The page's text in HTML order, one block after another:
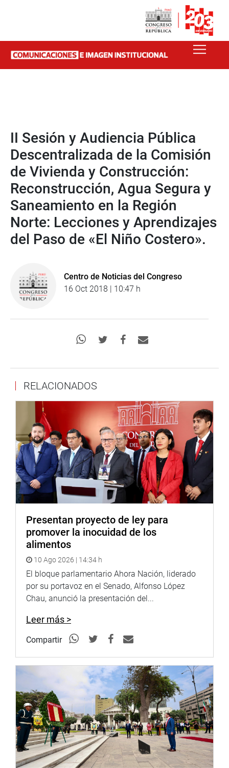
II Sesión y Audiencia Pública
Descentralizada de la Comisión
de Vivienda y Construcción:
Reconstrucción, Agua Segura y
Saneamiento en la Región
Norte: Lecciones y Aprendizajes
del Paso de «El Niño Costero».
Centro de Noticias del Congreso
16 Oct 2018 | 10:47 h
RELACIONADOS
Presentan proyecto de ley para
promover la inocuidad de los
alimentos
10 Ago 2026 | 14:34 h
El bloque parlamentario Ahora Nación, liderado
por su portavoz en el Senado, Alfonso López
Chau, anunció la presentación del...
Leer más >
Compartir